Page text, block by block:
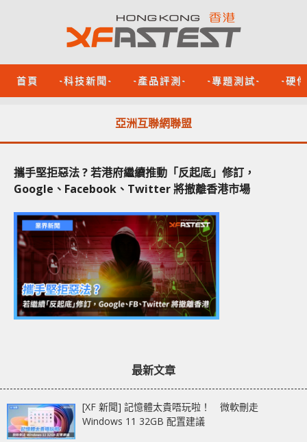
首頁 -科技新聞- -產品評測- -專題測試- -硬
亞洲互聯網聯盟
攜手堅拒惡法 ? 若港府繼續推動「反起底」修訂，
Google、Facebook、Twitter 將撤離香港市場
最新文章
[XF 新聞] 記憶體太貴唔玩啦！ 微軟刪走
Windows 11 32GB 配置建議